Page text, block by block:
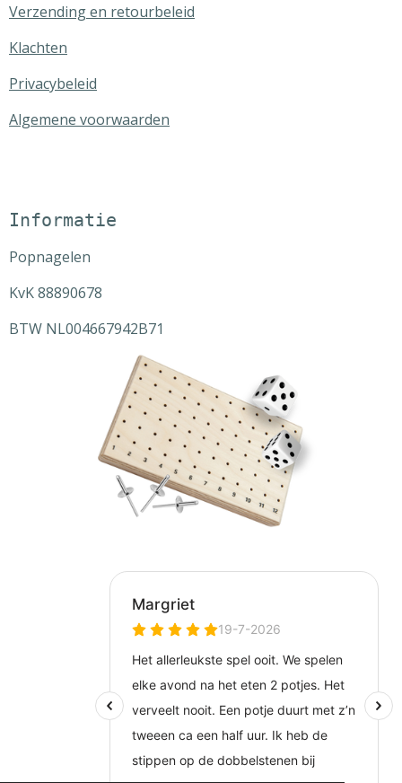
Verzending en retourbeleid
Klachten
Privacybeleid
Algemene voorwaarden
Informatie
Popnagelen
KvK 88890678
BTW NL004667942B71